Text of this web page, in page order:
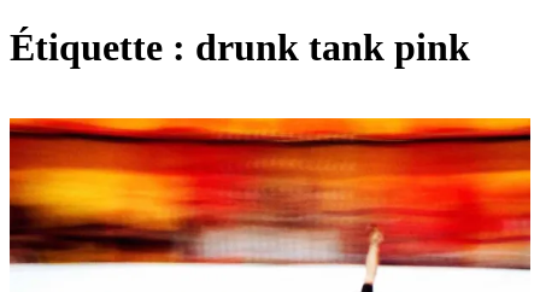
Étiquette : drunk tank pink